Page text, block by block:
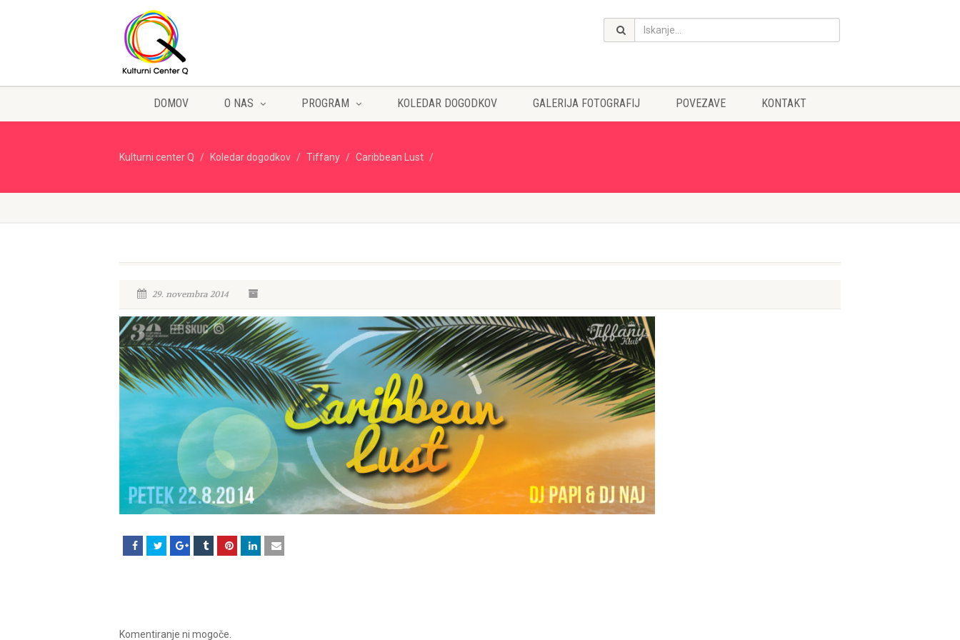
DOMOV O NAS PROGRAM KOLEDAR DOGODKOV GALERIJA FOTOGRAFIJ POVEZAVE KONTAKT
Kulturni center Q Koledar dogodkov Tiffany Caribbean Lust
29. novembra 2014
Komentiranje ni mogoče.